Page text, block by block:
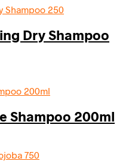
Dry Shampoo
Shampoo 200ml